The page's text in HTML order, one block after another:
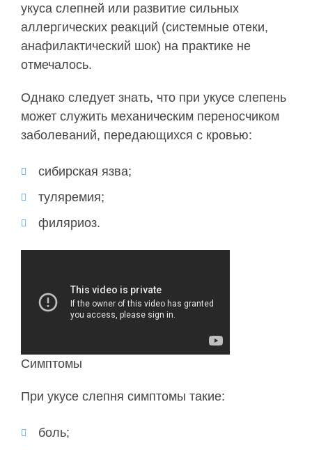
укуса слепней или развитие сильных
аллергических реакций (системные отеки,
анафилактический шок) на практике не
отмечалось.
Однако следует знать, что при укусе слепень
может служить механическим переносчиком
заболеваний, передающихся с кровью:
сибирская язва;
туляремия;
филяриоз.
Симптомы
При укусе слепня симптомы такие:
боль;